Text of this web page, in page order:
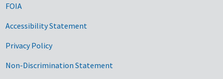
FOIA
Accessibility Statement
Privacy Policy
Non-Discrimination Statement